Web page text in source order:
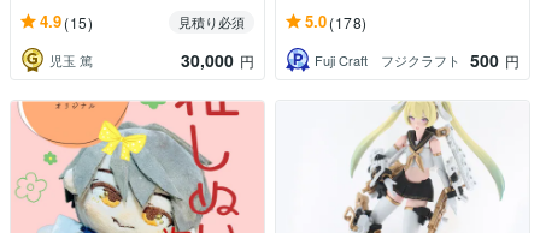
4.9(15)
見積り必須
児玉 篤
30,000 円
5.0(178)
Fuji Craft フジクラフト 500 円